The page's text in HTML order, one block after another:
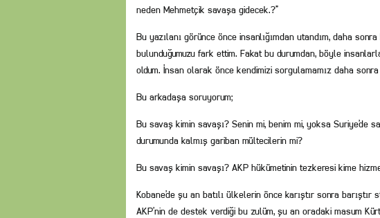
neden Mehmetçik savaşa gidecek.?”
Bu yazılanı görünce önce insanlığımdan utandım, daha
bulunduğumuzu fark ettim. Fakat bu durumdan, böyle
oldum. İnsan olarak önce kendimizi sorgulamamız daha
Bu arkadaşa soruyorum;
Bu savaş kimin savaşı? Senin mi, benim mi, yoksa Suriye’de
durumunda kalmış gariban mültecilerin mi?
Bu savaş kimin savaşı? AKP hükümetinin tezkeresi kime
Kobane’de şu an batılı ülkelerin önce karıştır sonra
AKP’nin de destek verdiği bu zulüm, şu an oradaki masum